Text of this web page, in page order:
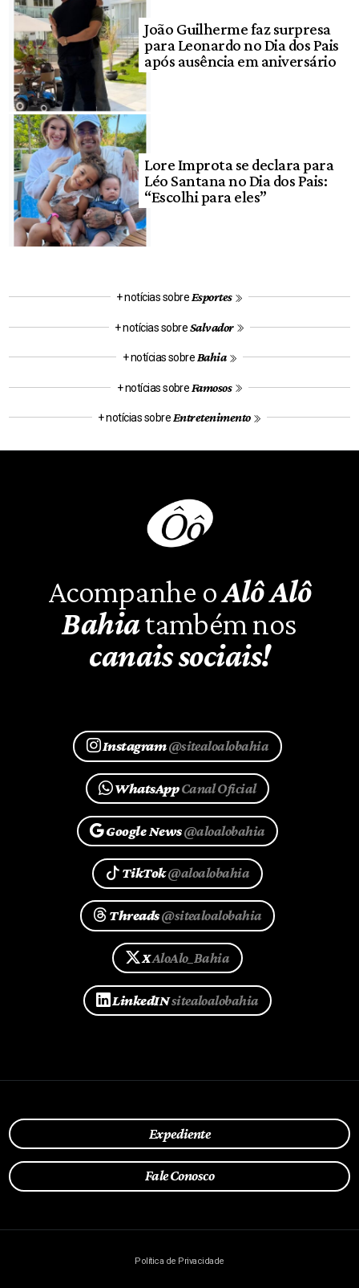
João Guilherme faz surpresa
para Leonardo no Dia dos Pais
após ausência em aniversário
Lore Improta se declara para
Léo Santana no Dia dos Pais:
“Escolhi para eles”
+ notícias sobre Esportes
+ notícias sobreSalvador
+ notícias sobre Bahia
+ notícias sobre Famosos
+ notícias sobre Entretenimento
Acompanhe oAlô Alô
Bahiatambém nos
canais sociais!
Instagram@sitealoalobahia
WhatsAppCanal Oficial
Google News@aloalobahia
TikTok@aloalobahia
Threads@sitealoalobahia
XAloAlo_Bahia
LinkedINsitealoalobahia
Expediente
Fale Conosco
Política de Privacidade